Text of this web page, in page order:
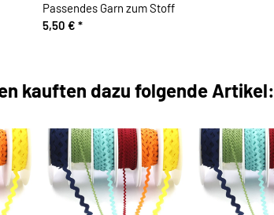
Passendes Garn zum Stoff
5,50 € *
kauften dazu folgende Artikel: